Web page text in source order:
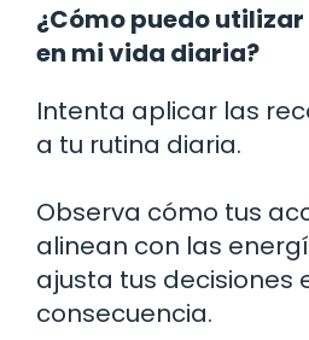
¿Cómo puedo
en mi vida diaria?
Intenta aplicar las
a tu rutina diaria.
Observa cómo tus
alinean con las
ajusta tus decisiones
consecuencia.